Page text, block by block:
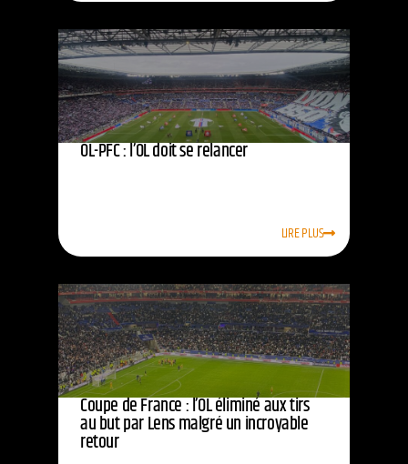
OL-PFC : l’OL doit se relancer
LIRE PLUS
Coupe de France : l’OL éliminé aux tirs
au but par Lens malgré un incroyable
retour